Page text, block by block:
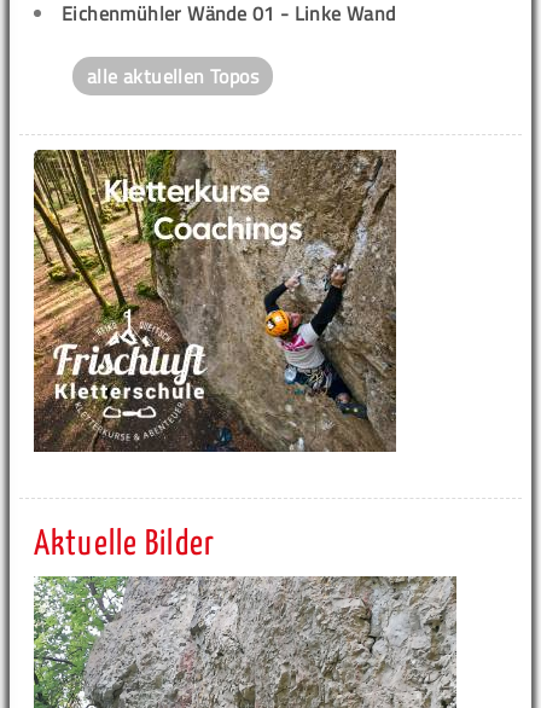
Eichenmühler Wände 01 - Linke Wand
alle aktuellen Topos
Aktuelle Bilder